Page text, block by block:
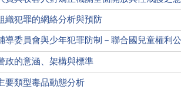
織犯罪的網絡分析與預防
導委員會與少年犯罪防制－聯合國兒童權利
政的意涵、架構與標準
要類型毒品動態分析